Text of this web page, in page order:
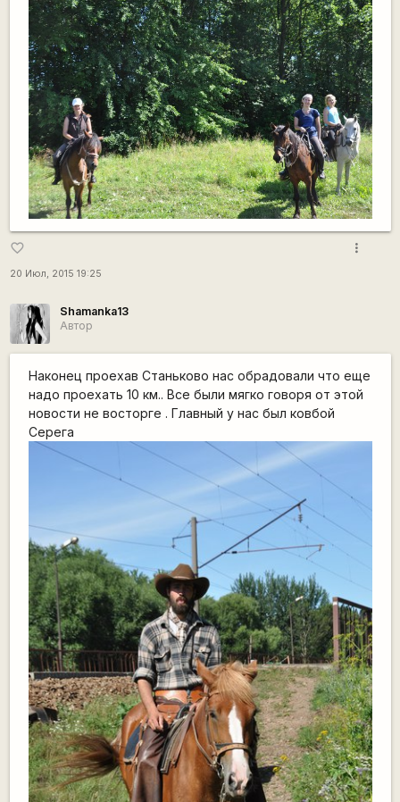
favorite_border
20 Июл, 2015 19:25
more_vert
Shamanka13
Автор
Наконец проехав Станьково нас обрадовали что еще
надо проехать 10 км.. Все были мягко говоря от этой
новости не восторге . Главный у нас был ковбой
Серега